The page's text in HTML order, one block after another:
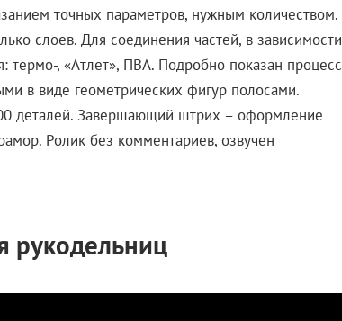
точных параметров, нужным количеством.
слоев. Для соединения частей, в зависимости
термо-, «Атлет», ПВА. Подробно показан процесс
в виде геометрических фигур полосами.
деталей. Завершающий штрих – оформление
Ролик без комментариев, озвучен
рукодельниц